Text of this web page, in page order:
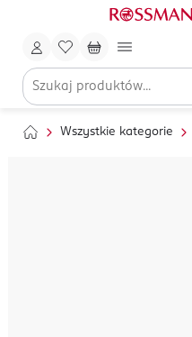
Wszystkie kategorie